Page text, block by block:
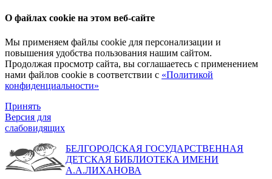
О файлах cookie на этом веб-сайте
Мы применяем файлы cookie для персонализации и
повышения удобства пользования нашим сайтом.
Продолжая просмотр сайта, вы соглашаетесь с применением
нами файлов cookie в соответствии с «Политикой
конфиденциальности»
Принять
Версия для
слабовидящих
БЕЛГОРОДСКАЯ ГОСУДАРСТВЕННАЯ
ДЕТСКАЯ БИБЛИОТЕКА ИМЕНИ
А.А.ЛИХАНОВА